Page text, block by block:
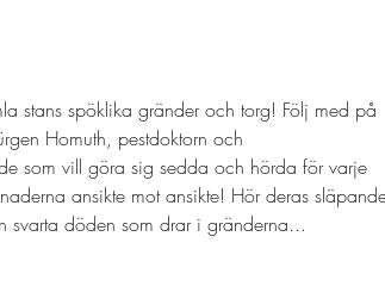
stans spöklika gränder och torg! Följ med på
Homuth, pestdoktorn och
som vill göra sig sedda och hörda för varje
ansikte mot ansikte! Hör deras
svarta döden som drar i gränderna...